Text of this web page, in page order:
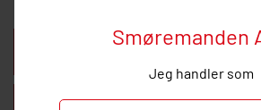
Smøremanden
Jeg handler som